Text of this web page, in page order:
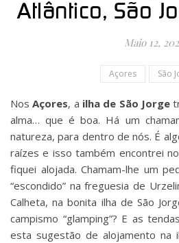
Atlântico, São
Maio 12,
Açores São
NosAçores, a ilha de São Jorge
alma… que é boa. Há um
natureza, para dentro de nós. É
raízes e isso também encontrei no
fiquei alojada. Chamam-lhe um
“escondido” na freguesia de
Calheta, na bonita ilha de São
campismo “glamping”? E as
esta sugestão de alojamento na